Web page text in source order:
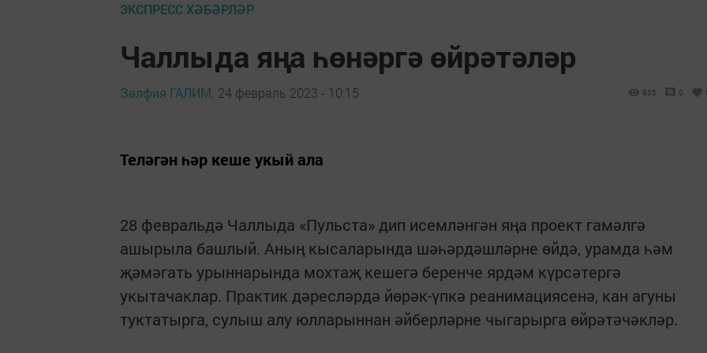
ЭКСПРЕСС ХӘБӘРЛӘР
Чаллыда яңа һөнәргә өйрәтәләр
Зөлфия ГАЛИМ, 24 февраль 2023 - 10:15 935 0
Теләгән һәр кеше укый ала
28 февральдә Чаллыда «Пульста» дип исемләнгән яңа проект гамәлгә
ашырыла башлый. Аның кысаларында шәһәрдәшләрне өйдә, урамда һәм
җәмәгать урыннарында мохтаҗ кешегә беренче ярдәм күрсәтергә
укытачаклар. Практик дәресләрдә йөрәк-үпкә реанимациясенә, кан агуны
туктатырга, сулыш алу юлларыннан әйберләрне чыгарырга өйрәтәчәкләр.